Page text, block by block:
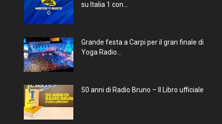
su Italia 1 con...
Grande festa a Carpi per il gran finale di
Yoga Radio...
50 anni di Radio Bruno – Il Libro ufficiale